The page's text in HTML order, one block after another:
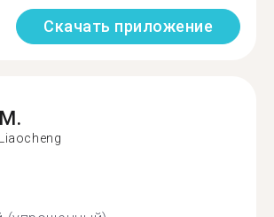
Скачать приложение
M.
Liaocheng